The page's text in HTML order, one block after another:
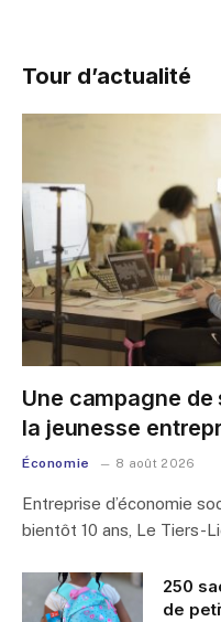
Tour d’actualité
Une campagne
la jeunesse
Économie 8 août 2026
Entreprise d’économie
bientôt 10 ans, Le Tiers-
250
de